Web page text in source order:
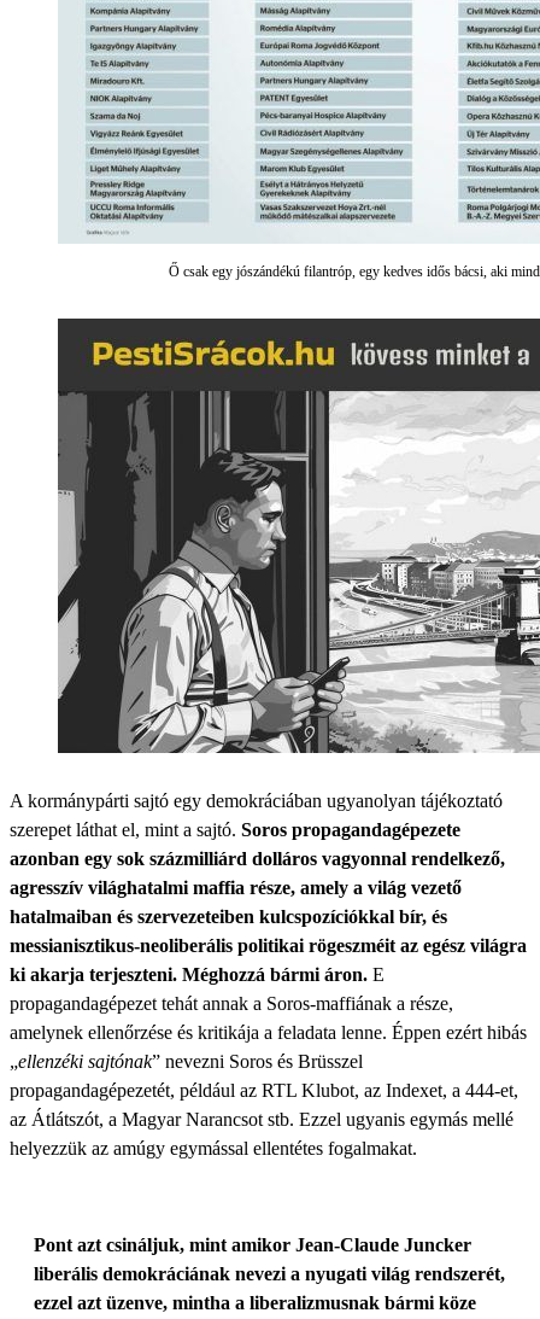
Ő csak egy jószándékú filantróp, egy kedves idős bácsi, aki
A kormánypárti sajtó egy demokráciában ugyanolyan tájékoztató
szerepet láthat el, mint a sajtó. Soros propagandagépezete
azonban egy sok százmilliárd dolláros vagyonnal rendelkező,
agresszív világhatalmi maffia része, amely a világ vezető
hatalmaiban és szervezeteiben kulcspozíciókkal bír, és
messianisztikus-neoliberális politikai rögeszméit az egész világra
ki akarja terjeszteni. Méghozzá bármi áron. E
propagandagépezet tehát annak a Soros-maffiának a része,
amelynek ellenőrzése és kritikája a feladata lenne. Éppen ezért hibás
„ellenzéki sajtónak” nevezni Soros és Brüsszel
propagandagépezetét, például az RTL Klubot, az Indexet, a 444-et,
az Átlátszót, a Magyar Narancsot stb. Ezzel ugyanis egymás mellé
helyezzük az amúgy egymással ellentétes fogalmakat.
Pont azt csináljuk, mint amikor Jean-Claude Juncker
liberális demokráciának nevezi a nyugati világ rendszerét,
ezzel azt üzenve, mintha a liberalizmusnak bármi köze